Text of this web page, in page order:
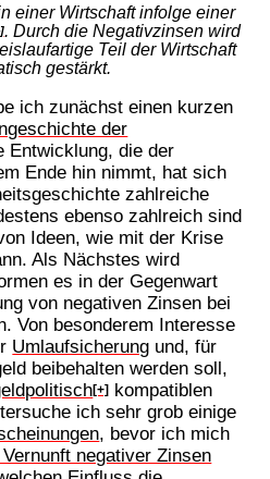
einer Wirtschaft infolge einer
. Durch die Negativzinsen wird
Teil der Wirtschaft
gestärkt.
ich zunächst einen kurzen
der
Entwicklung, die der
Ende hin nimmt, hat sich
zahlreiche
ebenso zahlreich sind
Ideen, wie mit der Krise
Als Nächstes wird
es in der Gegenwart
von negativen Zinsen bei
Von besonderem Interesse
Umlaufsicherung und, für
beibehalten werden soll,
[+] kompatiblen
ich sehr grob einige
, bevor ich mich
negativer Zinsen